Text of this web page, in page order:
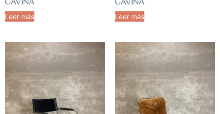
Leer más Leer más